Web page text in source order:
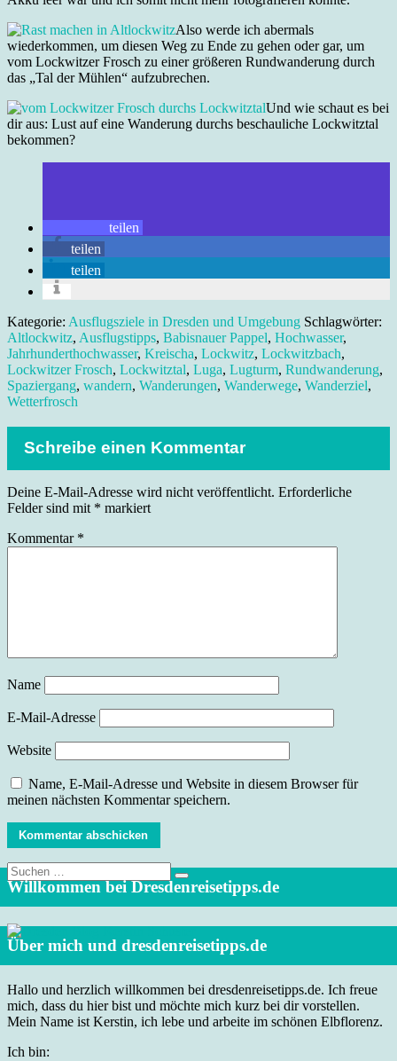
Also werde ich abermals
wiederkommen, um diesen Weg zu Ende zu gehen oder gar, um
vom Lockwitzer Frosch zu einer größeren Rundwanderung durch
das „Tal der Mühlen“ aufzubrechen.
Und wie schaut es bei
dir aus: Lust auf eine Wanderung durchs beschauliche Lockwitztal
bekommen?
teilen
teilen
teilen
Kategorie: Ausflugsziele in Dresden und Umgebung Schlagwörter:
Altlockwitz, Ausflugstipps, Babisnauer Pappel, Hochwasser,
Jahrhunderthochwasser, Kreischa, Lockwitz, Lockwitzbach,
Lockwitzer Frosch, Lockwitztal, Luga, Lugturm, Rundwanderung,
Spaziergang, wandern, Wanderungen, Wanderwege, Wanderziel,
Wetterfrosch
Schreibe einen Kommentar
Deine E-Mail-Adresse wird nicht veröffentlicht. Erforderliche
Felder sind mit * markiert
Kommentar *
Name
E-Mail-Adresse
Website
Name, E-Mail-Adresse und Website in diesem Browser für
meinen nächsten Kommentar speichern.
Suche
nach:
Willkommen bei Dresdenreisetipps.de
Über mich und dresdenreisetipps.de
Hallo und herzlich willkommen bei dresdenreisetipps.de. Ich freue
mich, dass du hier bist und möchte mich kurz bei dir vorstellen.
Mein Name ist Kerstin, ich lebe und arbeite im schönen Elbflorenz.
Ich bin: